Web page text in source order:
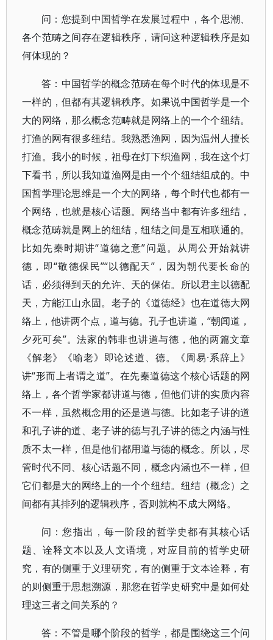
问：您提到中国哲学在发展过程中，各个思潮、
各个范畴之间存在逻辑秩序，请问这种逻辑秩序是如
何体现的？
答：中国哲学的概念范畴在每个时代的体现是不
一样的，但都有其逻辑秩序。如果说中国哲学是一个
大的网络，那么概念范畴就是网络上的一个个纽结。
打渔的网有很多纽结。我熟悉渔网，因为温州人擅长
打渔。我小的时候，祖母在灯下织渔网，我在这个灯
下看书，所以我知道渔网是由一个个纽结组成的。中
国哲学理论思维是一个大的网络，每个时代也都有一
个网络，也就是核心话题。网络当中都有许多纽结，
概念范畴就是网上的纽结，纽结之间是互相联通的。
比如先秦时期讲“道德之意”问题。从周公开始就讲
德，即“敬德保民”“以德配天”，因为朝代要长命的
话，必须得到天的允许、天的保佑。所以君主以德配
天，方能江山永固。老子的《道德经》也在道德大网
络上，他讲两个点，道与德。孔子也讲道，“朝闻道，
夕死可矣”。法家的韩非也讲道与德，他的两篇文章
《解老》《喻老》即论述道、德。《周易·系辞上》
讲“形而上者谓之道”。在先秦道德这个核心话题的网
络上，各个哲学家都讲道与德，但他们讲的实质内容
不一样，虽然概念用的还是道与德。比如老子讲的道
和孔子讲的道、老子讲的德与孔子讲的德之内涵与性
质不太一样，但是他们都用道与德的概念。所以，尽
管时代不同、核心话题不同，概念内涵也不一样，但
它们都是大的网络上的一个个纽结。纽结（概念）之
间都有其排列的逻辑秩序，否则就构不成大网络。
问：您指出，每一阶段的哲学史都有其核心话
题、诠释文本以及人文语境，对应目前的哲学史研
究，有的侧重于义理研究，有的侧重于文本诠释，有
的则侧重于思想溯源，那您在哲学史研究中是如何处
理这三者之间关系的？
答：不管是哪个阶段的哲学，都是围绕这三个问